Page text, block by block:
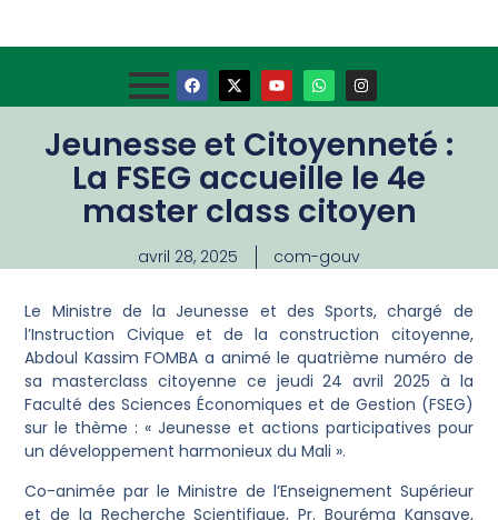
Jeunesse et Citoyenneté :
La FSEG accueille le 4e
master class citoyen
avril 28, 2025 com-gouv
Le Ministre de la Jeunesse et des Sports, chargé de
l’Instruction Civique et de la construction citoyenne,
Abdoul Kassim FOMBA a animé le quatrième numéro de
sa masterclass citoyenne ce jeudi 24 avril 2025 à la
Faculté des Sciences Économiques et de Gestion (FSEG)
sur le thème : « Jeunesse et actions participatives pour
un développement harmonieux du Mali ».
Co-animée par le Ministre de l’Enseignement Supérieur
et de la Recherche Scientifique, Pr. Bouréma Kansaye,